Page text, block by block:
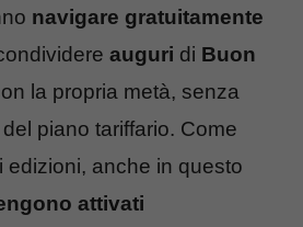
navigare gratuitamente
auguri di Buon
la propria metà, senza
piano tariffario. Come
edizioni, anche in questo
attivati